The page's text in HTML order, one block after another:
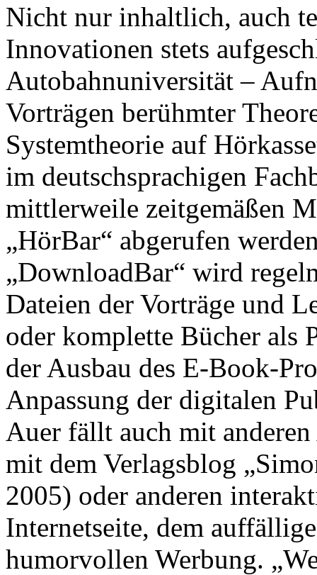
Nicht nur inhaltlich, auch
Innovationen stets
Autobahnuniversität –
Vorträgen berühmter
Systemtheorie auf
im deutschsprachigen
mittlerweile zeitgemäßen
„HörBar“ abgerufen
„DownloadBar“ wird
Dateien der Vorträge und
oder komplette Bücher als
der Ausbau des E-Book-
Anpassung der digitalen
Auer fällt auch mit
mit dem Verlagsblog
2005) oder anderen
Internetseite, dem
humorvollen Werbung.